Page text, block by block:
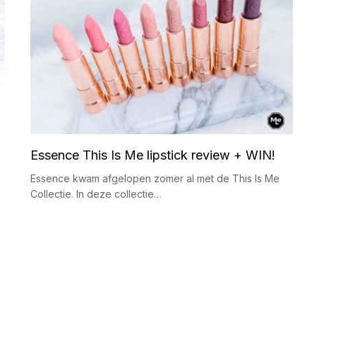
Essence This Is Me lipstick review + WIN!
Essence kwam afgelopen zomer al met de This Is Me
Collectie. In deze collectie…